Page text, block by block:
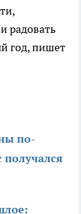
радовать
год, пишет
по-